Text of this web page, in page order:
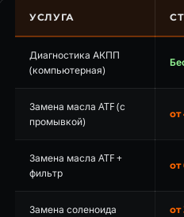
УСЛУГА
Диагностика АКПП
(компьютерная)
Замена масла ATF (с
промывкой)
от
Замена масла ATF +
фильтр
от
Замена соленоида от